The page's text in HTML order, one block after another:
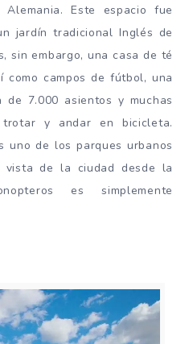
Este espacio fue
jardín tradicional Inglés de
sin embargo, una casa de té
como campos de fútbol, una
7.000 asientos y muchas
y andar en bicicleta.
uno de los parques urbanos
vista de la ciudad desde la
es simplemente